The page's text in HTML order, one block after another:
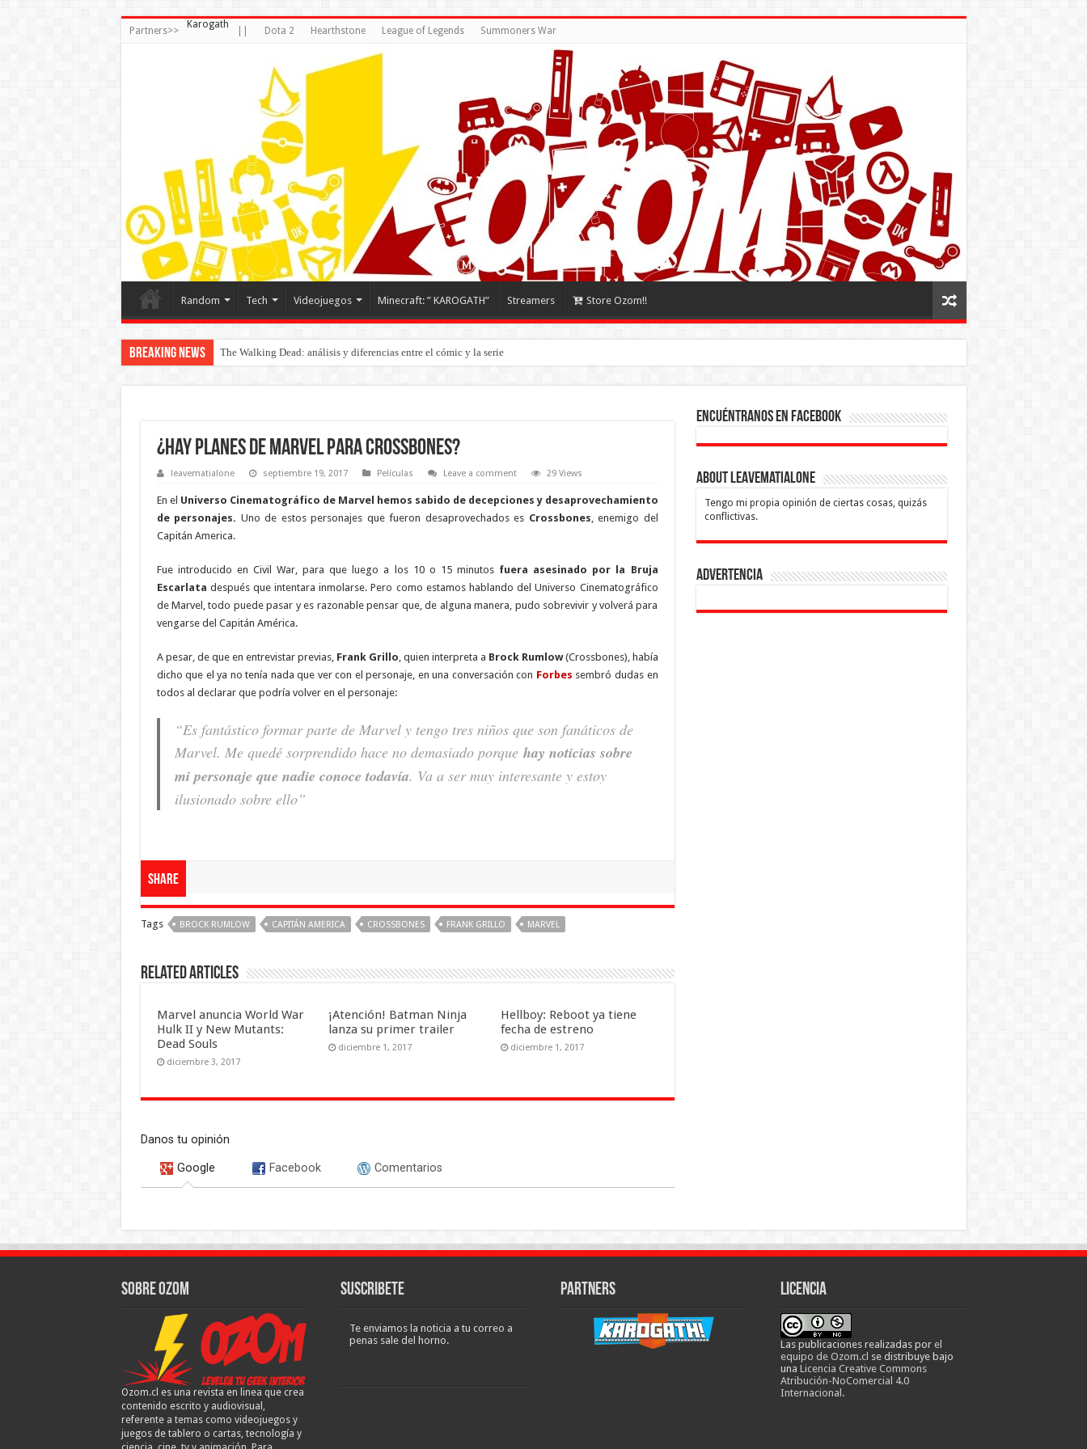
Partners>>
Karogath
Dota 2 Hearthstone League of Legends Summoners War
Random Tech Videojuegos Minecraft: ” KAROGATH” Streamers Store Ozom!!
Breaking News The Walking Dead: análisis y diferencias entre el cómic y la serie
¿Hay planes de Marvel para Crossbones?
leavematialone septiembre 19, 2017 Películas Leave a comment 29 Views
En el Universo Cinematográfico de Marvel hemos sabido de decepciones y desaprovechamiento
de personajes. Uno de estos personajes que fueron desaprovechados es Crossbones, enemigo del
Capitán America.
Fue introducido en Civil War, para que luego a los 10 o 15 minutos fuera asesinado por la Bruja
Escarlata después que intentara inmolarse. Pero como estamos hablando del Universo Cinematográfico
de Marvel, todo puede pasar y es razonable pensar que, de alguna manera, pudo sobrevivir y volverá para
vengarse del Capitán América.
A pesar, de que en entrevistar previas, Frank Grillo, quien interpreta a Brock Rumlow(Crossbones), había
dicho que el ya no tenía nada que ver con el personaje, en una conversación con Forbes sembró dudas en
todos al declarar que podría volver en el personaje:
“Es fantástico formar parte de Marvel y tengo tres niños que son fanáticos de
Marvel. Me quedé sorprendido hace no demasiado porque hay noticias sobre
mi personaje que nadie conoce todavía. Va a ser muy interesante y estoy
ilusionado sobre ello”
Share
Tags BROCK RUMLOW CAPITÁN AMERICA CROSSBONES FRANK GRILLO MARVEL
Related Articles
Marvel anuncia World War
Hulk II y New Mutants:
Dead Souls
diciembre 3, 2017
¡Atención! Batman Ninja
lanza su primer trailer
diciembre 1, 2017
Hellboy: Reboot ya tiene
fecha de estreno
diciembre 1, 2017
Danos tu opinión
Google Facebook Comentarios
Encuéntranos en Facebook
About leavematialone
Tengo mi propia opinión de ciertas cosas, quizás
conflictivas.
Advertencia
Sobre Ozom
Ozom.cl es una revista en linea que crea
contenido escrito y audiovisual,
referente a temas como videojuegos y
juegos de tablero o cartas, tecnología y
Suscribete
Te enviamos la noticia a tu correo a
penas sale del horno.
Partners Licencia
Las publicaciones realizadaspor el
equipo de Ozom.cl se distribuye bajo
una Licencia Creative Commons
Atribución-NoComercial 4.0
Internacional .